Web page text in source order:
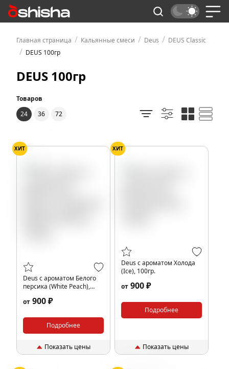
Главная страница / Кальянные смеси / Deus / DEUS Classic
/ DEUS 100гр
DEUS 100гр
Товаров
24
36 72
ХИТ
Deus с ароматом Белого
персика (White Peach),
от 900 ₽
Подробнее
Показать цены
ХИТ
Deus с ароматом Холода
(Ice), 100гр.
от 900 ₽
Подробнее
Показать цены